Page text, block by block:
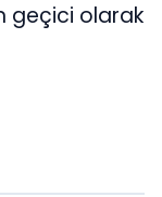
geçici olarak